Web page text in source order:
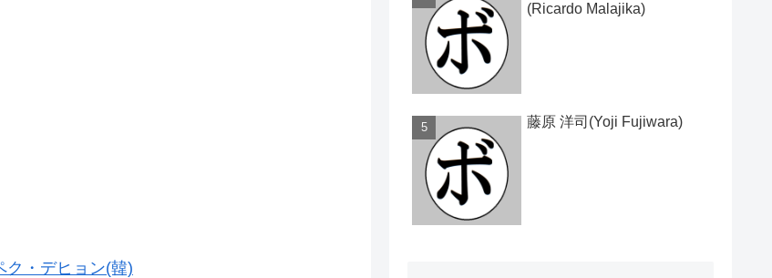
ク・デヒョン(韓)
(Ricardo Malajika)
藤原 洋司(Yoji Fujiwara)